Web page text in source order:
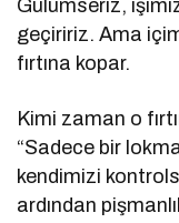
Gülümseriz,
geçiririz. Ama
fırtına kopar.
Kimi zaman o
“Sadece bir
kendimizi
ardından